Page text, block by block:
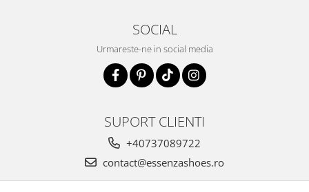
SOCIAL
Urmareste-ne in social media
SUPORT CLIENTI
+40737089722
contact@essenzashoes.ro